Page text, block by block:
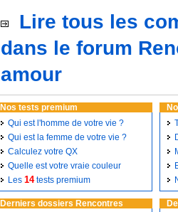
Lire tous les
dans le forum
amour
Nos tests premium
Qui est l'homme de votre vie ?
Qui est la femme de votre vie ?
Calculez votre QX
Quelle est votre vraie couleur
Les 14tests premium
Derniers dossiers Rencontres